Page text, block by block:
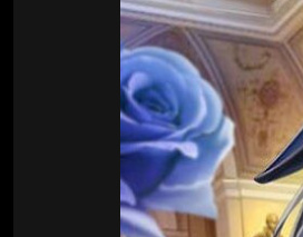
Crimson Desert
Zenless Zone Zero
Kingdom Come: Deliverance
Билды Arknights: Endfield
Билды Wuthering Waves
Билды Cyberpunk 2077